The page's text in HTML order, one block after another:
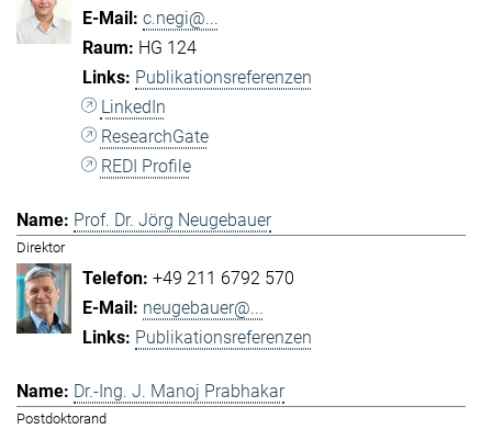
c.negi@...
HG 124
Publikationsreferenzen
LinkedIn
ResearchGate
REDI Profile
Prof. Dr. Jörg Neugebauer
Direktor
+49 211 6792 570
neugebauer@...
Publikationsreferenzen
Dr.-Ing. J. Manoj Prabhakar
Postdoktorand